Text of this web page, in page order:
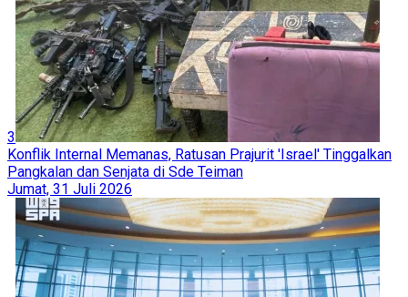
3
Konflik Internal Memanas, Ratusan Prajurit 'Israel' Tinggalkan
Pangkalan dan Senjata di Sde Teiman
Jumat, 31 Juli 2026